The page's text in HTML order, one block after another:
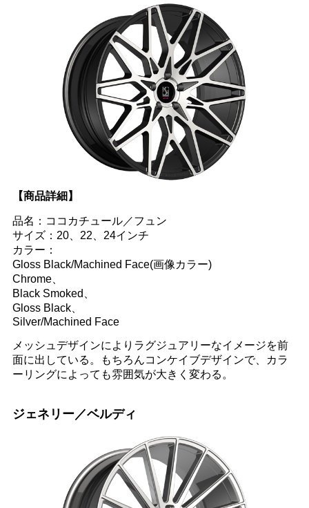
【商品詳細】
品名：ココカチュール／フュン
サイズ：20、22、24インチ
カラー：
Gloss Black/Machined Face(画像カラー)
Chrome、
Black Smoked、
Gloss Black、
Silver/Machined Face
メッシュデザインによりラグジュアリーなイメージを前
面に出している。もちろんコンケイブデザインで、カラ
ーリングによっても雰囲気が大きく変わる。
ジェネリー／ベルディ